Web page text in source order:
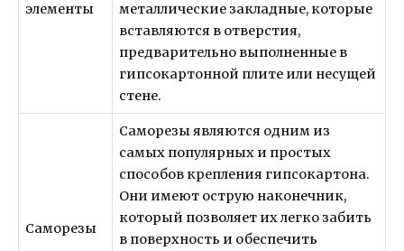
элементы
металлические закладные, которые
вставляются в отверстия,
предварительно выполненные в
гипсокартонной плите или несущей
стене.
Саморезы
Саморезы являются одним из
самых популярных и простых
способов крепления гипсокартона.
Они имеют острую наконечник,
который позволяет их легко забить
в поверхность и обеспечить